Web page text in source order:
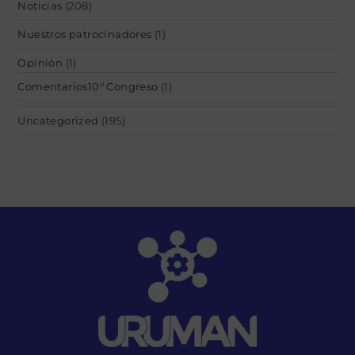
Noticias (208)
Nuestros patrocinadores (1)
Opinión (1)
Comentarios10º Congreso (1)
Uncategorized (195)